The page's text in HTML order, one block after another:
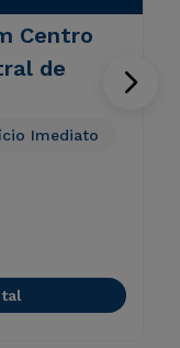
Centro
de
Imediato